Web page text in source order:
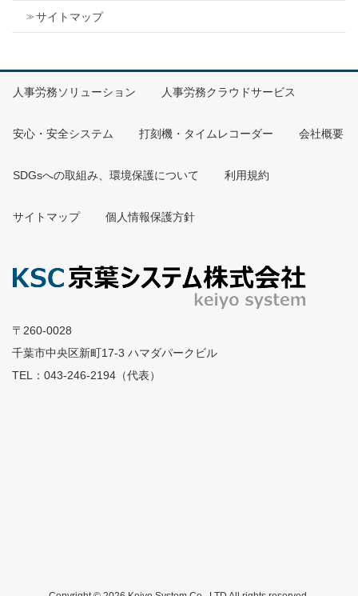
サイトマップ
人事労務ソリューション 人事労務クラウドサービス
安心・安全システム 打刻機・タイムレコーダー 会社概要
SDGsへの取組み、環境保護について 利用規約
サイトマップ 個人情報保護方針
〒260-0028
千葉市中央区新町17-3 ハマダパークビル
TEL：043-246-2194（代表）